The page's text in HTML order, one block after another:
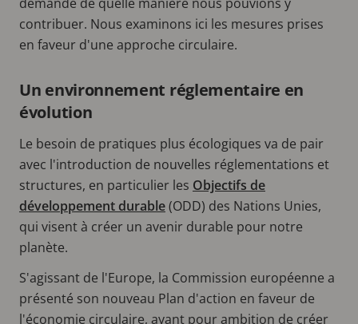
contribuer. Nous examinons ici les mesures prises
en faveur d'une approche circulaire.
Un environnement réglementaire en
évolution
Le besoin de pratiques plus écologiques va de pair
avec l'introduction de nouvelles réglementations et
structures, en particulier les Objectifs de
développement durable(ODD) des Nations Unies,
qui visent à créer un avenir durable pour notre
planète.
S'agissant de l'Europe, la Commission européenne a
présenté son nouveau Plan d'action en faveur de
l'économie circulaire, ayant pour ambition de créer